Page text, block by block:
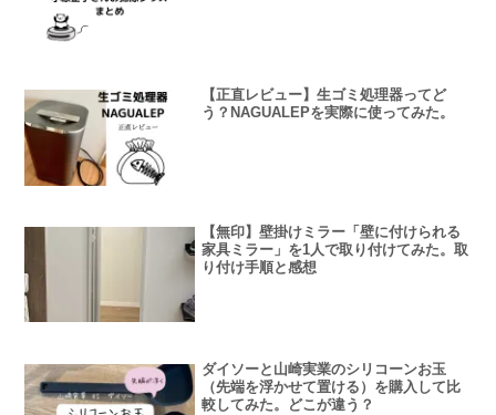
【正直レビュー】生ゴミ処理器ってど
う？NAGUALEPを実際に使ってみた。
【無印】壁掛けミラー「壁に付けられる
家具ミラー」を1人で取り付けてみた。取
り付け手順と感想
ダイソーと山崎実業のシリコーンお玉
（先端を浮かせて置ける）を購入して比
較してみた。どこが違う？